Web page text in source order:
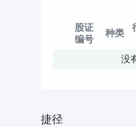
股证
编号
种类
没
捷径